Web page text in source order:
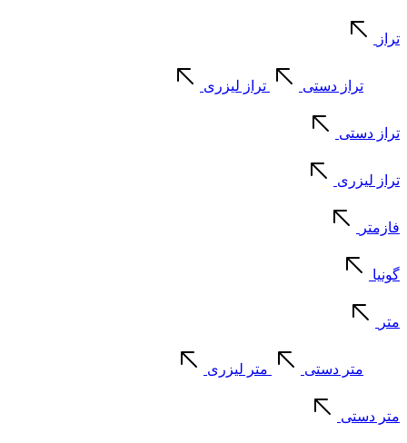
تراز
تراز دستی تراز لیزری
تراز دستی
تراز لیزری
فازمتر
گونیا
متر
متر دستی متر لیزری
متر دستی